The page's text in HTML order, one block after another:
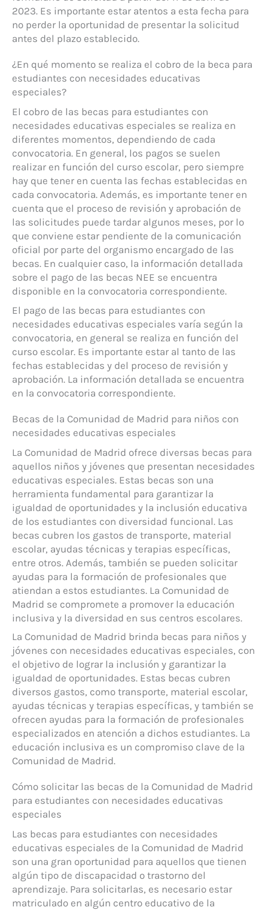
2023. Es importante estar atentos a esta fecha para
no perder la oportunidad de presentar la solicitud
antes del plazo establecido.
¿En qué momento se realiza el cobro de la beca para
estudiantes con necesidades educativas
especiales?
El cobro de las becas para estudiantes con
necesidades educativas especiales se realiza en
diferentes momentos, dependiendo de cada
convocatoria. En general, los pagos se suelen
realizar en función del curso escolar, pero siempre
hay que tener en cuenta las fechas establecidas en
cada convocatoria. Además, es importante tener en
cuenta que el proceso de revisión y aprobación de
las solicitudes puede tardar algunos meses, por lo
que conviene estar pendiente de la comunicación
oficial por parte del organismo encargado de las
becas. En cualquier caso, la información detallada
sobre el pago de las becas NEE se encuentra
disponible en la convocatoria correspondiente.
El pago de las becas para estudiantes con
necesidades educativas especiales varía según la
convocatoria, en general se realiza en función del
curso escolar. Es importante estar al tanto de las
fechas establecidas y del proceso de revisión y
aprobación. La información detallada se encuentra
en la convocatoria correspondiente.
Becas de la Comunidad de Madrid para niños con
necesidades educativas especiales
La Comunidad de Madrid ofrece diversas becas para
aquellos niños y jóvenes que presentan necesidades
educativas especiales. Estas becas son una
herramienta fundamental para garantizar la
igualdad de oportunidades y la inclusión educativa
de los estudiantes con diversidad funcional. Las
becas cubren los gastos de transporte, material
escolar, ayudas técnicas y terapias específicas,
entre otros. Además, también se pueden solicitar
ayudas para la formación de profesionales que
atiendan a estos estudiantes. La Comunidad de
Madrid se compromete a promover la educación
inclusiva y la diversidad en sus centros escolares.
La Comunidad de Madrid brinda becas para niños y
jóvenes con necesidades educativas especiales, con
el objetivo de lograr la inclusión y garantizar la
igualdad de oportunidades. Estas becas cubren
diversos gastos, como transporte, material escolar,
ayudas técnicas y terapias específicas, y también se
ofrecen ayudas para la formación de profesionales
especializados en atención a dichos estudiantes. La
educación inclusiva es un compromiso clave de la
Comunidad de Madrid.
Cómo solicitar las becas de la Comunidad de Madrid
para estudiantes con necesidades educativas
especiales
Las becas para estudiantes con necesidades
educativas especiales de la Comunidad de Madrid
son una gran oportunidad para aquellos que tienen
algún tipo de discapacidad o trastorno del
aprendizaje. Para solicitarlas, es necesario estar
matriculado en algún centro educativo de la